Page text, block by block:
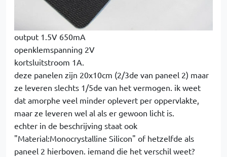
output 1.5V 650mA
openklemspanning 2V
kortsluitstroom 1A.
deze panelen zijn 20x10cm (2/3de van paneel 2) maar
ze leveren slechts 1/5de van het vermogen. ik weet
dat amorphe veel minder oplevert per oppervlakte,
maar ze leveren wel al als er gewoon licht is.
echter in de beschrijving staat ook
"Material:Monocrystalline Silicon" of hetzelfde als
paneel 2 hierboven. iemand die het verschil weet?